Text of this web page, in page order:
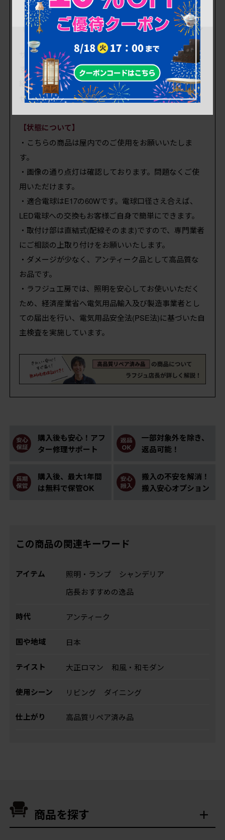
商品紹介文の掲載が間に合っておりません
サイズや状態など、最低限の情報のみ記載しておりま
す。
紹介文は順次アップしていく予定ですが、お問い合わ
せいただければ優先して対応いたします。
【状態について】
・こちらの商品は屋内でのご使用をお願いいたしま
す。
・画像の通り点灯は確認しております。問題なくご使
用いただけます。
・適合電球はE17の60Wです。電球口径さえ合えば、
LED電球への交換もお客様ご自身で簡単にできます。
・取付け部は直結式(配線そのまま)ですので、専門業者
にご相談の上取り付けをお願いいたします。
・ダメージが少なく、アンティーク品として高品質な
お品です。
・ラフジュ工房では、照明を安心してお使いいただく
ため、経済産業省へ電気用品輸入及び製造事業者とし
ての届出を行い、電気用品安全法(PSE法)に基づいた自
主検査を実施しています。
購入後も安心！アフ
ター修理サポート
一部対象外を除き、
返品可能！
購入後、最大1年間
は無料で保管OK
搬入の不安を解消！
搬入安心オプション
この商品の関連キーワード
アイテム 照明・ランプ
シャンデリア
店長おすすめの逸品
時代 アンティーク
国や地域 日本
テイスト 大正ロマン 和風・和モダン
使用シーン リビング ダイニング
仕上がり 高品質リペア済み品
商品を探す